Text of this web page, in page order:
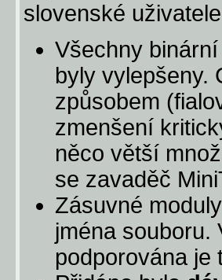
slovenské
Všechny
byly vylepšeny.
způsobem
zmenšení
něco větší
se zavaděč
Zásuvné
jména souboru.
podporována je